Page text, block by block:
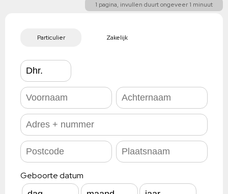
1 pagina, invullen duurt ongeveer 1 minuut
Particulier Zakelijk
Geboorte datum